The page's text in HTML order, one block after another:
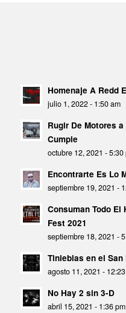
Homenaje A Redd
julio 1, 2022 - 1:50 am
Rugir De Motores
Cumple
octubre 12, 2021 - 5:30
Encontrarte Es Lo
septiembre 19, 2021 -
Consuman Todo El
Fest 2021
septiembre 18, 2021 -
Tinieblas en el San
agosto 11, 2021 -
No Hay 2 sin 3-D
abril 15, 2021 - 1:36 pm